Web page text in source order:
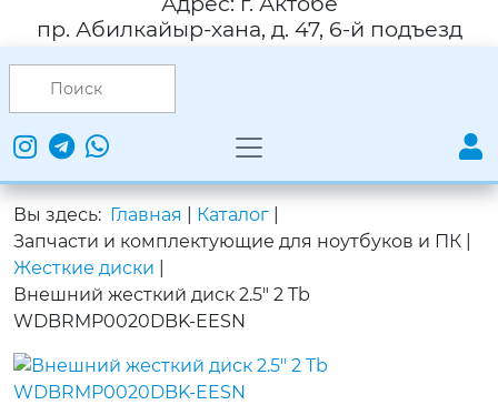
пр. Абилкайыр-хана, д. 47, 6-й подъезд
Вы здесь: Главная Каталог
Запчасти и комплектующие для ноутбуков и ПК
Жесткие диски
Внешний жесткий диск 2.5" 2 Tb
WDBRMP0020DBK-EESN